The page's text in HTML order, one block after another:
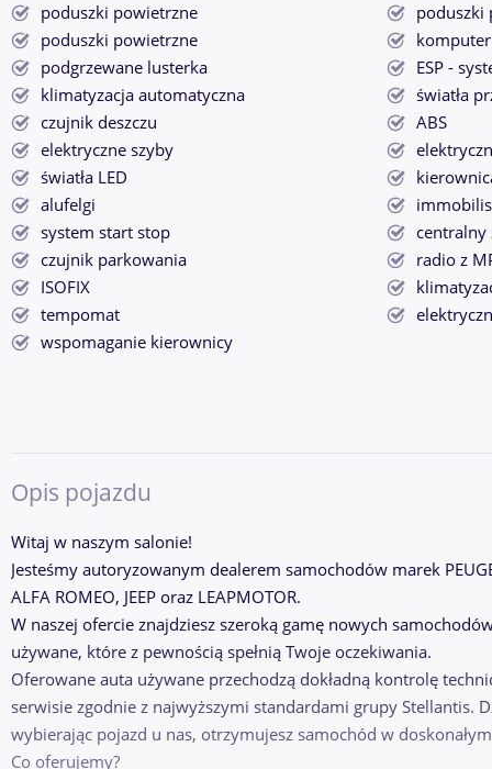
poduszki powietrzne
poduszki
poduszki powietrzne
komputer
podgrzewane lusterka
ESP -
klimatyzacja automatyczna
światła
czujnik deszczu
ABS
elektryczne szyby
światła LED
alufelgi
system start stop
centralny
czujnik parkowania
radio z
ISOFIX
tempomat
wspomaganie kierownicy
Opis pojazdu
Witaj w naszym salonie!
Jesteśmy autoryzowanym dealerem samochodów marek
ALFA ROMEO, JEEP oraz LEAPMOTOR.
W naszej ofercie znajdziesz szeroką gamę nowych
używane, które z pewnością spełnią Twoje oczekiwania.
Oferowane auta używane przechodzą dokładną kontrolę
serwisie zgodnie z najwyższymi standardami grupy Stellantis.
wybierając pojazd u nas, otrzymujesz samochód w
Co oferujemy?